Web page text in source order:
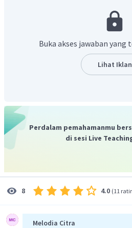
Jadi, perbandingan jumlah unsur A
Buka akses jawaban
Lihat Iklan
Perdalam pemahamanmu
di sesi Live
8 4.0 (11
Melodia Citra